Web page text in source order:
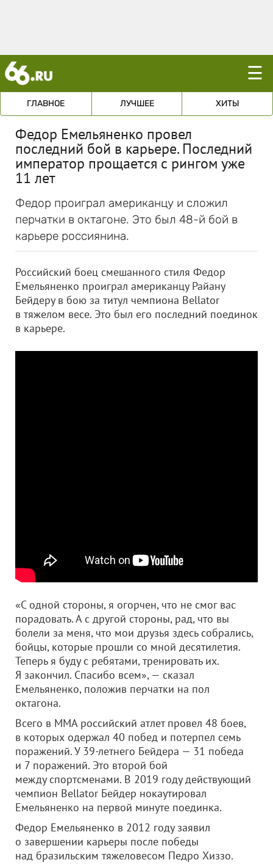
☰
ГЛАВНОЕ ЛУЧШЕЕ ХИТЫ
Федор Емельяненко провел
последний бой в карьере. Последний
император прощается с рингом уже
11 лет
Федор проиграл американцу и сложил
перчатки в октагоне. Это был 48-й бой в
карьере россиянина.
Российский боец смешанного стиля Федор
Емельяненко проиграл американцу Райану
Бейдеру в бою за титул чемпиона Bellator
в тяжелом весе. Это был его последний поединок
в карьере.
«С одной стороны, я огорчен, что не смог вас
порадовать. А с другой стороны, рад, что вы
болели за меня, что мои друзья здесь собрались,
бойцы, которые прошли со мной десятилетия.
Теперь я буду с ребятами, тренировать их.
Я закончил. Спасибо всем», — сказал
Емельяненко, положив перчатки на пол
октагона.
Всего в ММА российский атлет провел 48 боев,
в которых одержал 40 побед и потерпел семь
поражений. У 39-летнего Бейдера — 31 победа
и 7 поражений. Это второй бой
между спортсменами. В 2019 году действующий
чемпион Bellator Бейдер нокаутировал
Емельяненко на первой минуте поединка.
Федор Емельяненко в 2012 году заявил
о завершении карьеры после победы
над бразильским тяжеловесом Педро Хиззо.